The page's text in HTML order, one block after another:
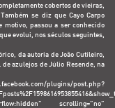
cobertos de vieiras,
se diz que Cayo Carpo
motivo, passou a ser conhecido
evolui, nos séculos seguintes,
da autoria de João Cutileiro,
de azulejos de Júlio Resende, na
plugins/post.php?
scrolling=”no”